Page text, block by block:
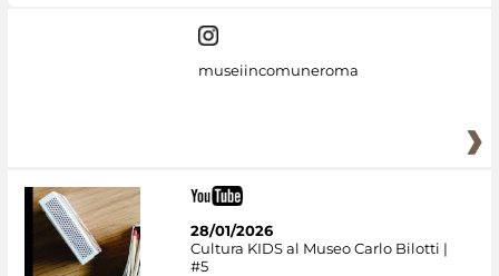
museiincomuneroma
28/01/2026
Cultura KIDS al Museo Carlo Bilotti |
#5